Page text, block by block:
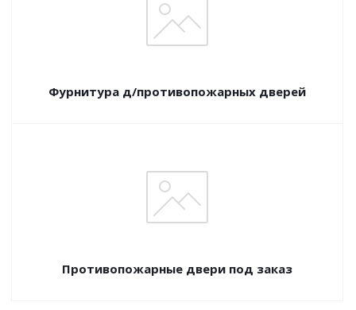
Фурнитура д/противопожарных дверей
Противопожарные двери под заказ